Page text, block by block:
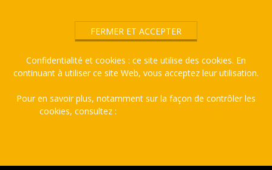
Confidentialité et cookies : ce site utilise des cookies. En
continuant à utiliser ce site Web, vous acceptez leur utilisation.
Pour en savoir plus, notamment sur la façon de contrôler les
cookies, consultez :